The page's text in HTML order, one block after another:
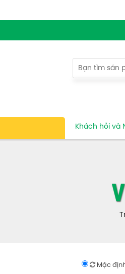
Khách hỏi và
Mặc